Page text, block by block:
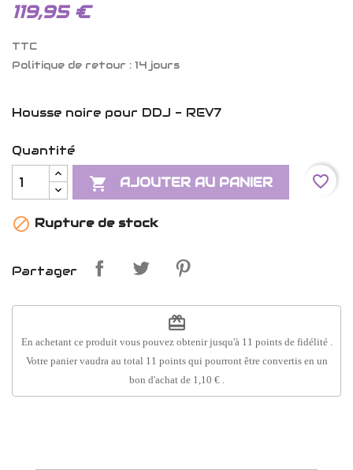
119,95 €
TTC
Politique de retour : 14 jours
Housse noire pour DDJ - REV7
Quantité
 AJOUTER AU PANIER favorite_border
 Rupture de stock
Partager
redeem
En achetant ce produit vous pouvez obtenir jusqu'à 11 points de fidélité.
Votre panier vaudra au total 11 pointsqui pourront être convertis en un
bon d'achat de 1,10 €.